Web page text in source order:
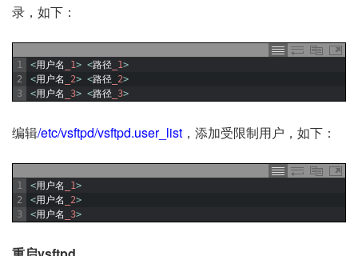
录，如下：
1
2
3
<用户名 _1> <路径 _1>
<用户名 _2> <路径 _2>
<用户名 _3> <路径 _3>
编辑/etc/vsftpd/vsftpd.user_list ，添加受限制用户，如下：
1
2
3
<用户名 _1>
<用户名 _2>
<用户名 _3>